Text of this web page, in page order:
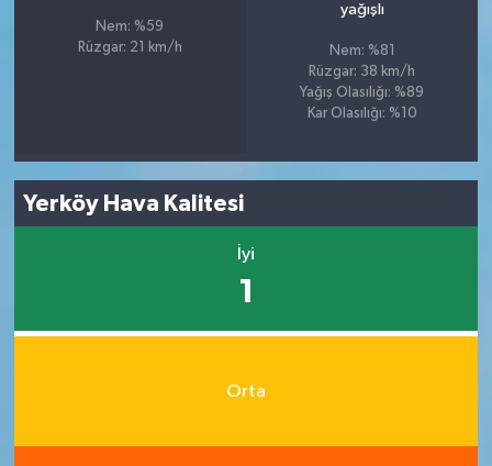
Nem: %59
Rüzgar: 21 km/h
yağışlı
Nem: %81
Rüzgar: 38 km/h
Yağış Olasılığı: %89
Kar Olasılığı: %10
Yerköy Hava Kalitesi
İyi
1
Orta